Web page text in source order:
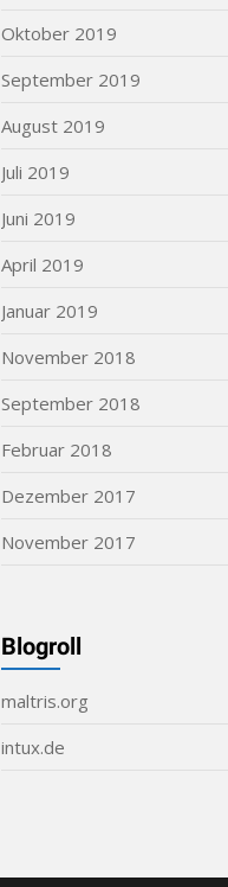
Oktober 2019
September 2019
August 2019
Juli 2019
Juni 2019
April 2019
Januar 2019
November 2018
September 2018
Februar 2018
Dezember 2017
November 2017
Blogroll
maltris.org
intux.de